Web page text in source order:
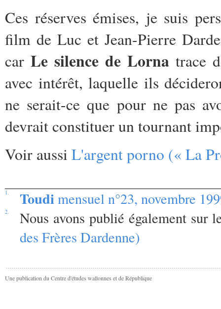
Ces réserves émises, je suis
film de Luc et Jean-Pierre
car Le silence de Lornatrace
avec intérêt, laquelle ils
ne serait-ce que pour ne pas
devrait constituer un tournant
Voir aussi L'argent porno (« La
1. Toudimensuel n°23, novembre
2.
Nous avons publié également sur
des Frères Dardenne)
Une publication du Centre d'études wallonnes et de République